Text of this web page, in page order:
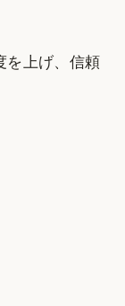
を上げ、信頼